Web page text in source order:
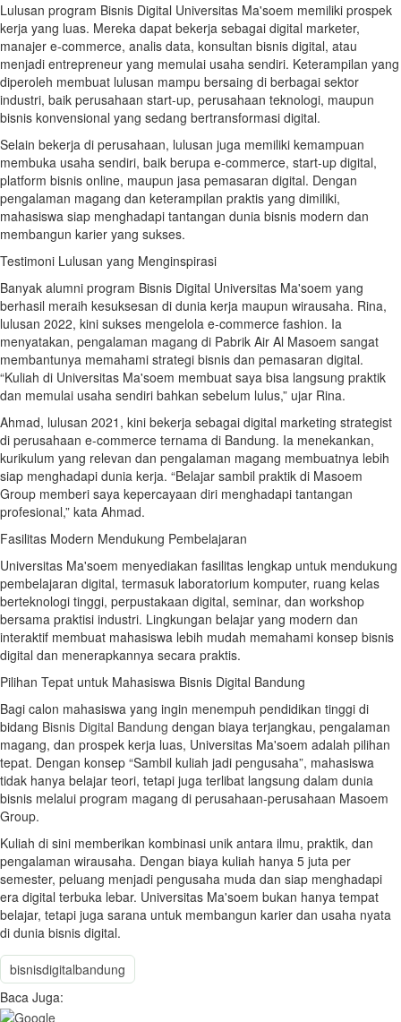
Lulusan program Bisnis Digital Universitas Ma'soem memiliki prospek
kerja yang luas. Mereka dapat bekerja sebagai digital marketer,
manajer e-commerce, analis data, konsultan bisnis digital, atau
menjadi entrepreneur yang memulai usaha sendiri. Keterampilan yang
diperoleh membuat lulusan mampu bersaing di berbagai sektor
industri, baik perusahaan start-up, perusahaan teknologi, maupun
bisnis konvensional yang sedang bertransformasi digital.
Selain bekerja di perusahaan, lulusan juga memiliki kemampuan
membuka usaha sendiri, baik berupa e-commerce, start-up digital,
platform bisnis online, maupun jasa pemasaran digital. Dengan
pengalaman magang dan keterampilan praktis yang dimiliki,
mahasiswa siap menghadapi tantangan dunia bisnis modern dan
membangun karier yang sukses.
Testimoni Lulusan yang Menginspirasi
Banyak alumni program Bisnis Digital Universitas Ma'soem yang
berhasil meraih kesuksesan di dunia kerja maupun wirausaha. Rina,
lulusan 2022, kini sukses mengelola e-commerce fashion. Ia
menyatakan, pengalaman magang di Pabrik Air Al Masoem sangat
membantunya memahami strategi bisnis dan pemasaran digital.
“Kuliah di Universitas Ma'soem membuat saya bisa langsung praktik
dan memulai usaha sendiri bahkan sebelum lulus,” ujar Rina.
Ahmad, lulusan 2021, kini bekerja sebagai digital marketing strategist
di perusahaan e-commerce ternama di Bandung. Ia menekankan,
kurikulum yang relevan dan pengalaman magang membuatnya lebih
siap menghadapi dunia kerja. “Belajar sambil praktik di Masoem
Group memberi saya kepercayaan diri menghadapi tantangan
profesional,” kata Ahmad.
Fasilitas Modern Mendukung Pembelajaran
Universitas Ma'soem menyediakan fasilitas lengkap untuk mendukung
pembelajaran digital, termasuk laboratorium komputer, ruang kelas
berteknologi tinggi, perpustakaan digital, seminar, dan workshop
bersama praktisi industri. Lingkungan belajar yang modern dan
interaktif membuat mahasiswa lebih mudah memahami konsep bisnis
digital dan menerapkannya secara praktis.
Pilihan Tepat untuk Mahasiswa Bisnis Digital Bandung
Bagi calon mahasiswa yang ingin menempuh pendidikan tinggi di
bidang Bisnis Digital Bandung dengan biaya terjangkau, pengalaman
magang, dan prospek kerja luas, Universitas Ma'soem adalah pilihan
tepat. Dengan konsep “Sambil kuliah jadi pengusaha”, mahasiswa
tidak hanya belajar teori, tetapi juga terlibat langsung dalam dunia
bisnis melalui program magang di perusahaan-perusahaan Masoem
Group.
Kuliah di sini memberikan kombinasi unik antara ilmu, praktik, dan
pengalaman wirausaha. Dengan biaya kuliah hanya 5 juta per
semester, peluang menjadi pengusaha muda dan siap menghadapi
era digital terbuka lebar. Universitas Ma'soem bukan hanya tempat
belajar, tetapi juga sarana untuk membangun karier dan usaha nyata
di dunia bisnis digital.
bisnisdigitalbandung
Baca Juga: